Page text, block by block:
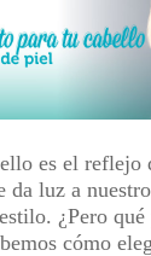
es el reflejo
da luz a
¿Pero qué
cómo